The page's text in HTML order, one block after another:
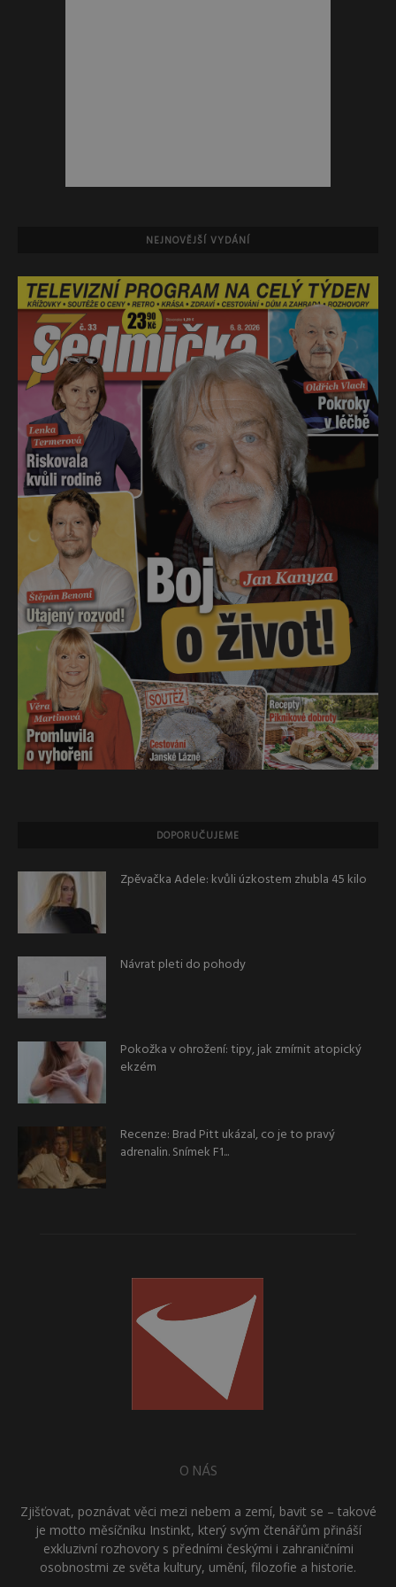
NEJNOVĚJŠÍ VYDÁNÍ
DOPORUČUJEME
Zpěvačka Adele: kvůli úzkostem zhubla 45 kilo
Návrat pleti do pohody
Pokožka v ohrožení: tipy, jak zmírnit atopický
ekzém
Recenze: Brad Pitt ukázal, co je to pravý
adrenalin. Snímek F1...
O NÁS
Zjišťovat, poznávat věci mezi nebem a zemí, bavit se – takové
je motto měsíčníku Instinkt, který svým čtenářům přináší
exkluzivní rozhovory s předními českými i zahraničními
osobnostmi ze světa kultury, umění, filozofie a historie.